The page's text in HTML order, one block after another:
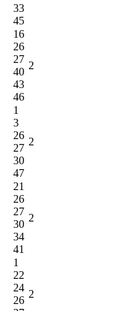
33
45
16
26
27
40
43
46
2
1
3
26
27
30
47
2
21
26
27
30
34
41
2
1
22
24
26
2